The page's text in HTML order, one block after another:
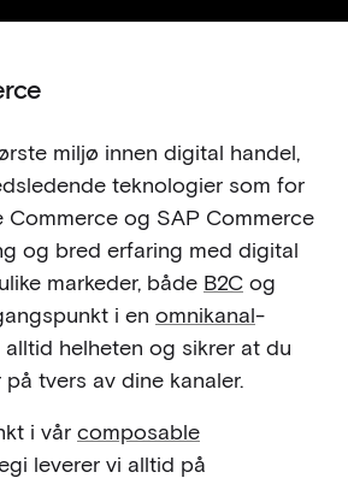
miljø innen digital handel,
teknologier som for
Commerce og SAP Commerce
og bred erfaring med digital
markeder, både B2C og
i en omnikanal-
helheten og sikrer at du
tvers av dine kanaler.
i vår composable
leverer vi alltid på